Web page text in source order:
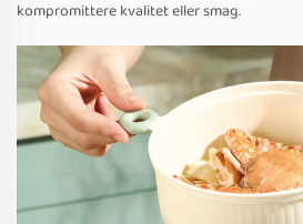
kompromittere kvalitet eller smag.